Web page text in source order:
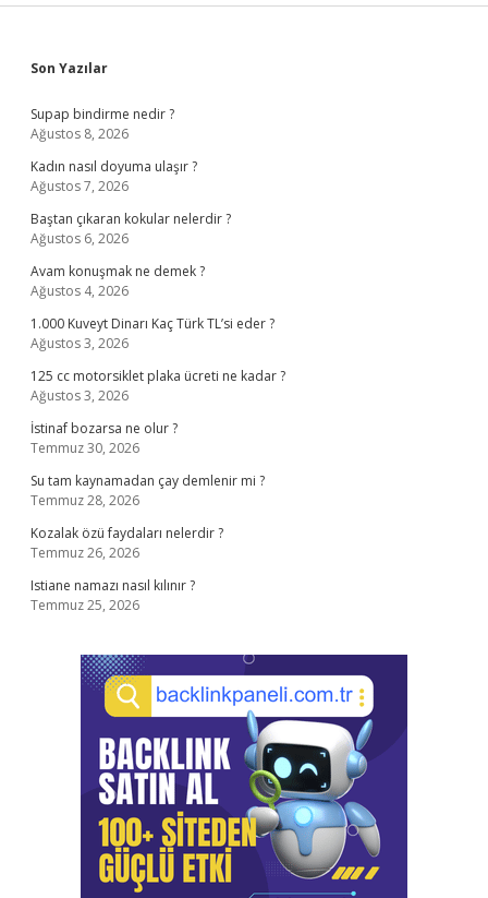
Sidebar
Son Yazılar
Supap bindirme nedir ?
Ağustos 8, 2026
Kadın nasıl doyuma ulaşır ?
Ağustos 7, 2026
Baştan çıkaran kokular nelerdir ?
Ağustos 6, 2026
Avam konuşmak ne demek ?
Ağustos 4, 2026
1.000 Kuveyt Dinarı Kaç Türk TL’si eder ?
Ağustos 3, 2026
125 cc motorsiklet plaka ücreti ne kadar ?
Ağustos 3, 2026
İstinaf bozarsa ne olur ?
Temmuz 30, 2026
Su tam kaynamadan çay demlenir mi ?
Temmuz 28, 2026
Kozalak özü faydaları nelerdir ?
Temmuz 26, 2026
Istiane namazı nasıl kılınır ?
Temmuz 25, 2026